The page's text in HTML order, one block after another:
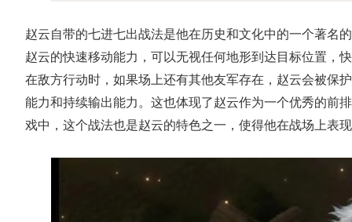
赵云自带的七进七出战法是他在历史和文化中的一个著名
赵云的快速移动能力， 可以无视任何地形到达目标位置，
在敌方行动时，如果场上还有其他友军存在，赵云会被保
能力和持续输出能力。这也体现了赵云作为一个优秀的前
戏中，这个战法也是赵云的特色之一，使得他在战场上表